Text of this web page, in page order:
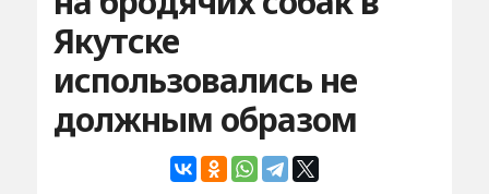
Якутске
использовались не
должным образом